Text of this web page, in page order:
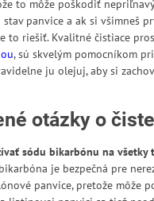
to môže poškodiť
panvice a ak si všimneš
to riešiť. Kvalitné čistiace
, sú skvelým pomocníkom
ju olejuj, aby si
otázky o
sódu bikarbónu na všetky
je bezpečná pre
panvice, pretože môže